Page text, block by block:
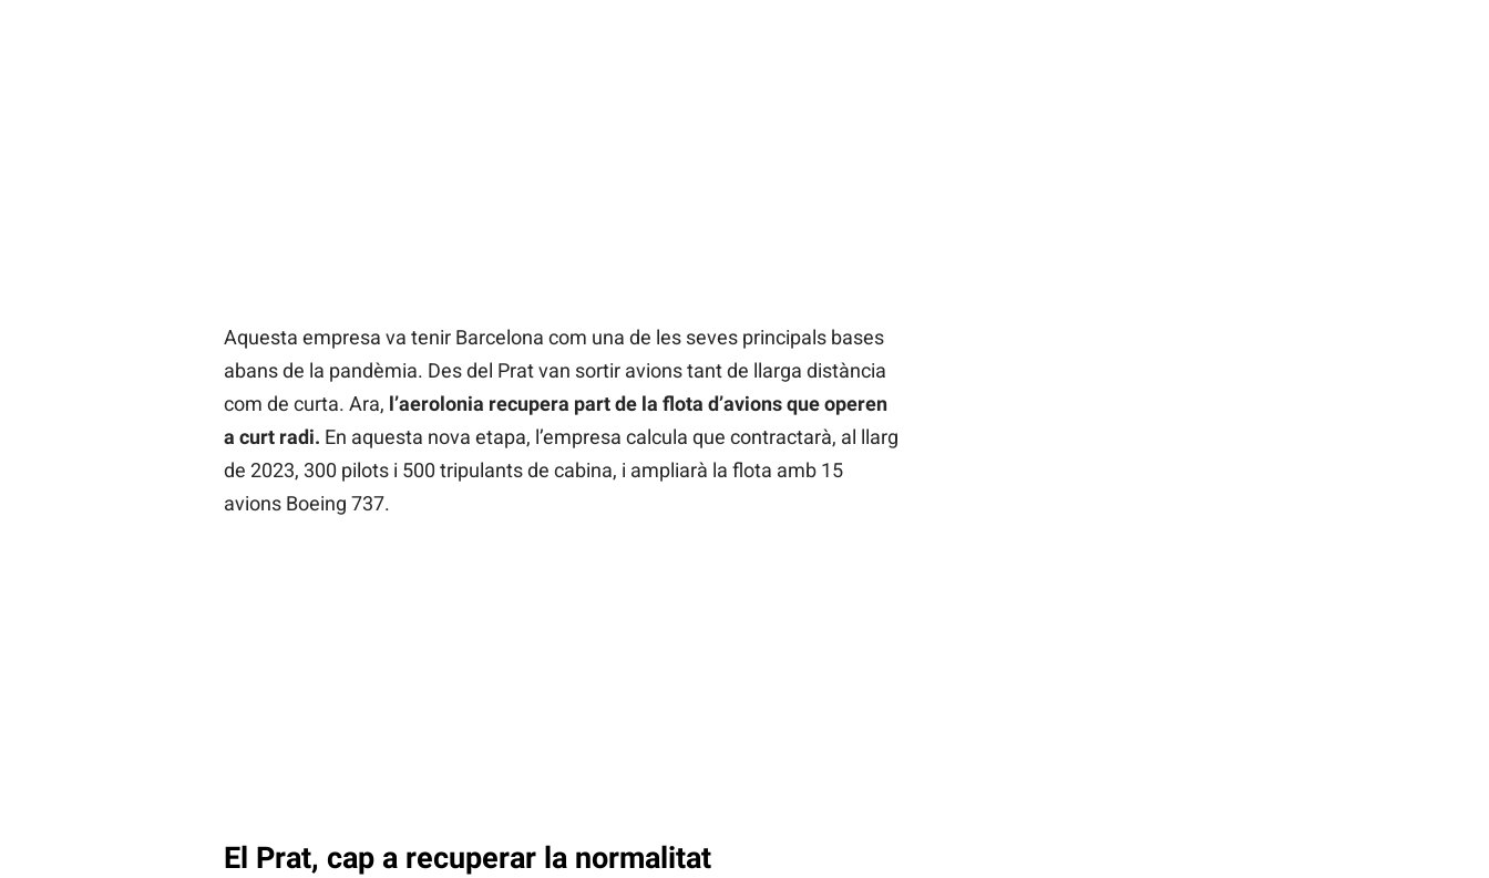
Aquesta empresa va tenir Barcelona com una de les seves principals bases
abans de la pandèmia. Des del Prat van sortir avions tant de llarga distància
com de curta. Ara, l’aerolonia recupera part de la flota d’avions que operen
a curt radi. En aquesta nova etapa, l’empresa calcula que contractarà, al llarg
de 2023, 300 pilots i 500 tripulants de cabina, i ampliarà la flota amb 15
avions Boeing 737.
El Prat, cap a recuperar la normalitat